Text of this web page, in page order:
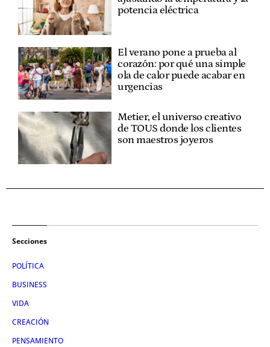
potencia eléctrica
El verano pone a prueba al
corazón: por qué una simple
ola de calor puede acabar en
urgencias
Metier, el universo creativo
de TOUS donde los clientes
son maestros joyeros
Secciones
POLÍTICA
BUSINESS
VIDA
CREACIÓN
PENSAMIENTO